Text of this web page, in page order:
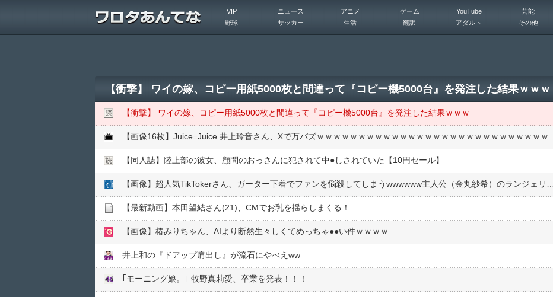
VIP ニュース アニメ ゲーム YouTube 芸能
野球
サッカー 生活 翻訳 アダルト その他
【衝撃】 ワイの嫁、コピー用紙5000枚と間違って『コピー機5000台』を発注した結果ｗｗｗ
【衝撃】 ワイの嫁、コピー用紙5000枚と間違って『コピー機5000台』を発注した結果ｗｗｗ
【同人誌】陸上部の彼女、顧問のおっさんに犯されて中●︎しされていた【10円セール】
【最新動画】本田望結さん(21)、CMでお乳を揺らしまくる！
【画像】椿みりちゃん、AIより断然生々しくてめっちゃ●●い件ｗｗｗｗ
井上和の『ドアップ肩出し』が流石にやべえww
｢モーニング娘。｣ 牧野真莉愛、卒業を発表！！！